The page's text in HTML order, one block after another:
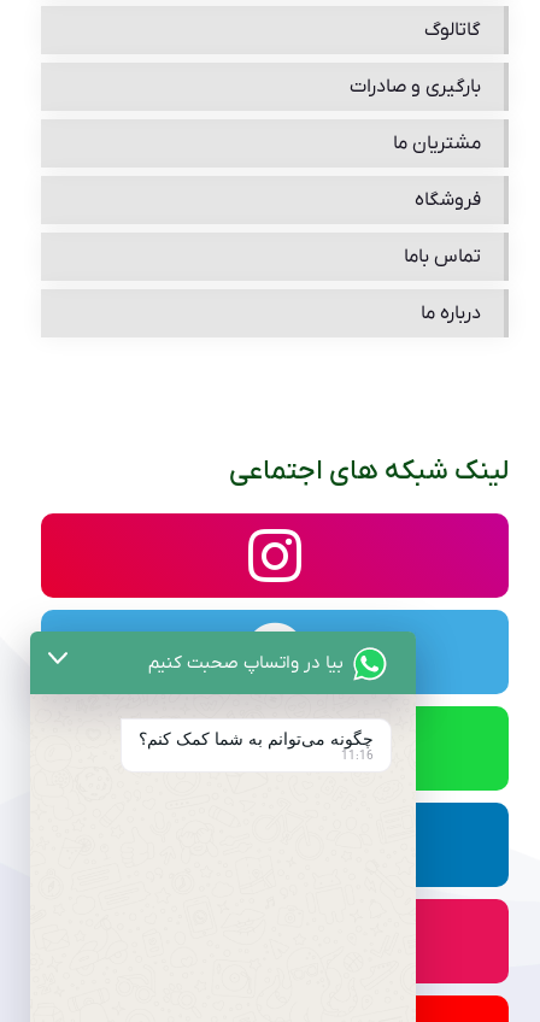
گاتالوگ
بارگیری و صادرات
مشتریان ما
فروشگاه
تماس باما
درباره ما
لینک شبکه های اجتماعی
بیا در واتساپ صحبت کنیم
چگونه می‌توانم به شما کمک کنم؟
11:16